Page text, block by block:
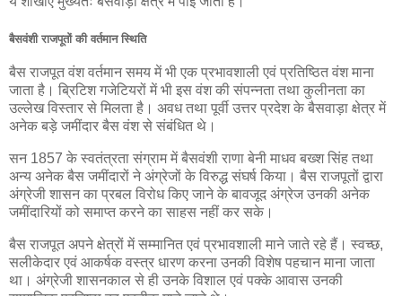
बैसवंशी राजपूतों की वर्तमान स्थिति
बैस राजपूत वंश वर्तमान समय में भी एक प्रभावशाली एवं प्रतिष्ठित वंश माना
जाता है। ब्रिटिश गजेटियरों में भी इस वंश की संपन्नता तथा कुलीनता का
उल्लेख विस्तार से मिलता है। अवध तथा पूर्वी उत्तर प्रदेश के बैसवाड़ा क्षेत्र में
अनेक बड़े जमींदार बैस वंश से संबंधित थे।
सन 1857 के स्वतंत्रता संग्राम में बैसवंशी राणा बेनी माधव बख्श सिंह तथा
अन्य अनेक बैस जमींदारों ने अंग्रेजों के विरुद्ध संघर्ष किया। बैस राजपूतों द्वारा
अंग्रेजी शासन का प्रबल विरोध किए जाने के बावजूद अंग्रेज उनकी अनेक
जमींदारियों को समाप्त करने का साहस नहीं कर सके।
बैस राजपूत अपने क्षेत्रों में सम्मानित एवं प्रभावशाली माने जाते रहे हैं। स्वच्छ,
सलीकेदार एवं आकर्षक वस्त्र धारण करना उनकी विशेष पहचान माना जाता
था। अंग्रेजी शासनकाल से ही उनके विशाल एवं पक्के आवास उनकी